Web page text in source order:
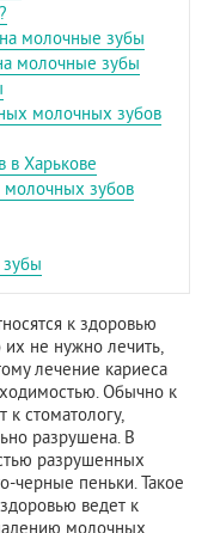
молочные зубы
молочные зубы
молочных зубов
в Харькове
молочных зубов
к здоровью
их не нужно лечить,
лечение кариеса
Обычно к
к стоматологу,
разрушена. В
разрушенных
черные пеньки. Такое
ведет к
молочных